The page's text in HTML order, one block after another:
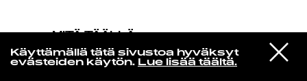
Käyttämällä tätä sivustoa hyväksyt
evästeiden käytön. Lue lisää täältä.
VIESTI
STUDIOON
MITÄ TÄÄLLÄ
FX
Things Are Not What They Seem